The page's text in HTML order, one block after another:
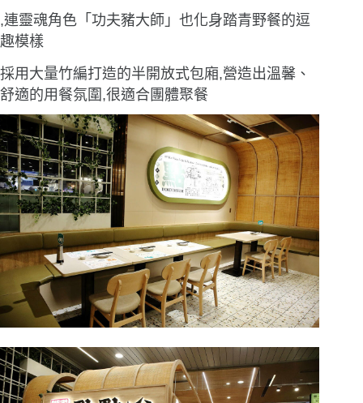
,連靈魂角色「功夫豬大師」也化身踏青野餐的逗
趣模樣
採用大量竹編打造的半開放式包廂,營造出溫馨、
舒適的用餐氛圍,很適合團體聚餐